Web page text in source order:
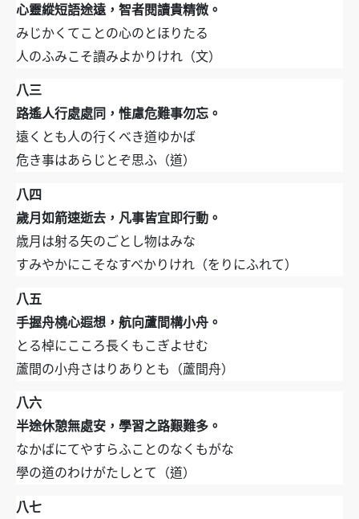
心靈縱短語途遠，智者閱讀貴精微。
みじかくてことの心のとほりたる
人のふみこそ讀みよかりけれ（文）
八三
路遙人行處處同，惟慮危難事勿忘。
遠くとも人の行くべき道ゆかば
危き事はあらじとぞ思ふ（道）
八四
歲月如箭速逝去，凡事皆宜即行動。
歳月は射る矢のごとし物はみな
すみやかにこそなすべかりけれ（をりにふれて）
八五
手握舟橈心遐想，航向蘆間構小舟。
とる棹にこころ長くもこぎよせむ
蘆間の小舟さはりありとも（蘆間舟）
八六
半途休憩無處安，學習之路艱難多。
なかばにてやすらふことのなくもがな
學の道のわけがたしとて（道）
八七